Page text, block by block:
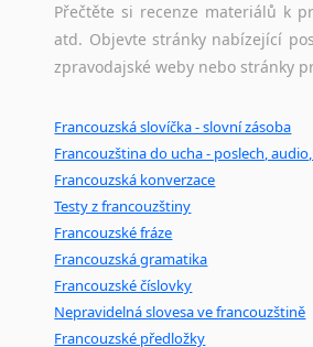
Pandžábština
Paštunština
Retorománština
Romština
Rumunština
Sanskrt
Sinhalština
Slovinština
Somálština
Sóština
Přečtěte si recenze materiálů k
atd. Objevte stránky nabízející
zpravodajské weby nebo stránky
Francouzská slovíčka - slovní zásoba
Francouzština do ucha - poslech,
Francouzská konverzace
Testy z francouzštiny
Francouzské fráze
Francouzská gramatika
Francouzské číslovky
Nepravidelná slovesa ve francouzštině
Francouzské předložky